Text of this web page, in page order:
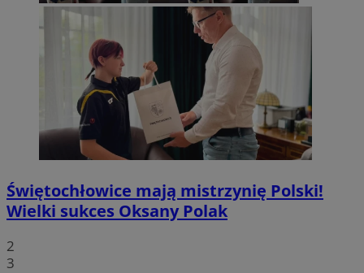
Świętochłowice mają mistrzynię Polski!
Wielki sukces Oksany Polak
2
3